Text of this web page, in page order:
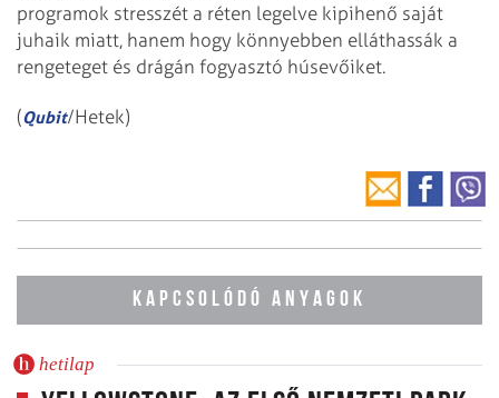
programok stresszét a réten legelve kipihenő saját
juhaik miatt, hanem hogy könnyebben elláthassák a
rengeteget és drágán fogyasztó húsevőiket.
(Qubit/Hetek)
KAPCSOLÓDÓ ANYAGOK
hetilap